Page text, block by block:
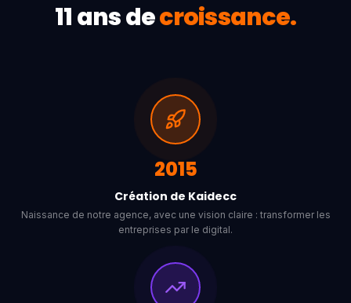
11 ans decroissance.
2015
Création de Kaidecc
Naissance de notre agence, avec une vision claire : transformer les
entreprises par le digital.